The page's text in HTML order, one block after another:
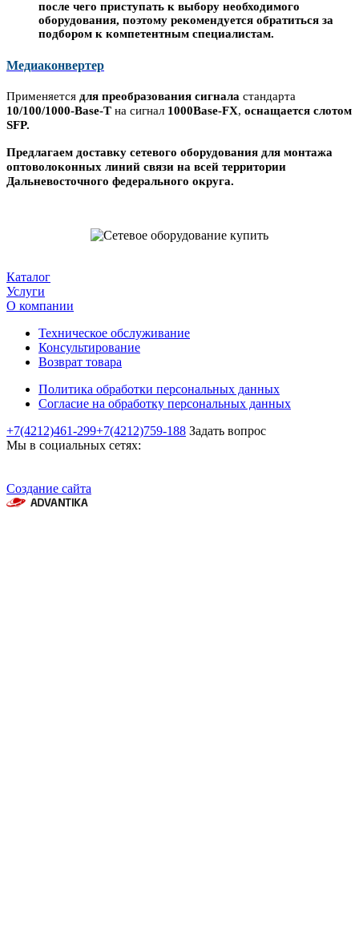
после чего приступать к выбору необходимого
оборудования, поэтому рекомендуется обратиться за
подбором к компетентным специалистам.
Медиаконвертер
Применяется для преобразования сигнала стандарта
10/100/1000-Base-T на сигнал 1000Base-FX, оснащается слотом
SFP.
Предлагаем доставку сетевого оборудования для монтажа
оптоволоконных линий связи на всей территории
Дальневосточного федерального округа.
Каталог
Услуги
О компании
Техническое обслуживание
Консультирование
Возврат товара
Политика обработки персональных данных
Согласие на обработку персональных данных
+7(4212)461-299+7(4212)759-188 Задать вопрос
Мы в социальных сетях:
Создание сайта